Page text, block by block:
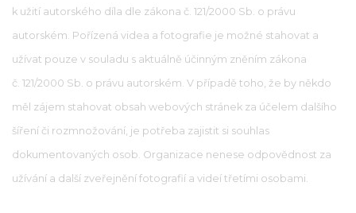
k užití autorského díla dle zákona č. 121/2000 Sb. o právu
autorském. Pořízená videa a fotografie je možné stahovat a
užívat pouze v souladu s aktuálně účinným zněním zákona
č. 121/2000 Sb. o právu autorském. V případě toho, že by někdo
měl zájem stahovat obsah webových stránek za účelem dalšího
šíření či rozmnožování, je potřeba zajistit si souhlas
dokumentovaných osob. Organizace nenese odpovědnost za
užívání a další zveřejnění fotografií a videí třetími osobami.